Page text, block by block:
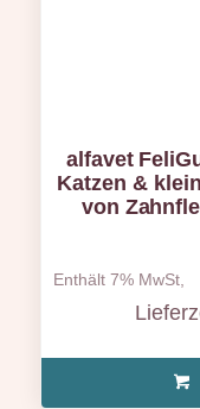
alfavet
Katzen &
von
Enthält 7% MwSt,